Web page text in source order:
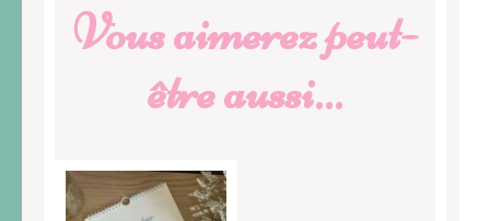
Vous aimerez peut-
être aussi…